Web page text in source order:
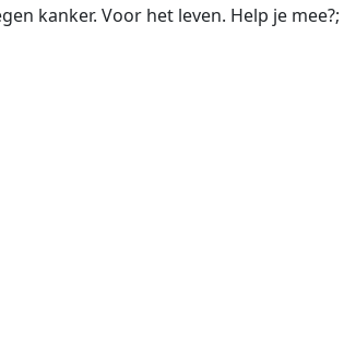
kanker. Voor het leven. Help je mee?;